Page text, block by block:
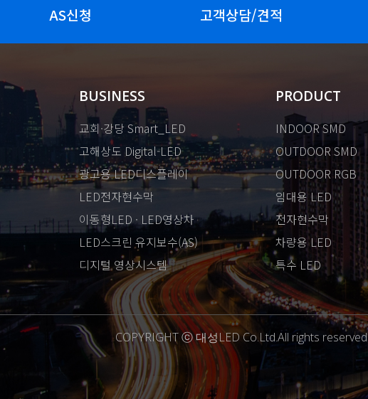
AS신청 고객상담/견적
BUSINESS
교회·강당 Smart_LED
고해상도 Digital-LED
광고용 LED디스플레이
LED전자현수막
이동형LED · LED영상차
LED스크린 유지보수(AS)
디지털 영상시스템
PRODUCT
INDOOR SMD
OUTDOOR SMD
OUTDOOR RGB
임대용 LED
전자현수막
차량용 LED
특수 LED
COPYRIGHT ⓒ 대성LED Co.Ltd.All rights reserved